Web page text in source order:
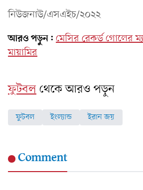
নিউজনাউ/এসএইচ/২০২২
আরও পড়ুন: মেসির রেকর্ড গোলের
মায়ামির
ফুটবলথেকে আরও পড়ুন
ফুটবল ইংল্যান্ড ইরান জয়
Comment